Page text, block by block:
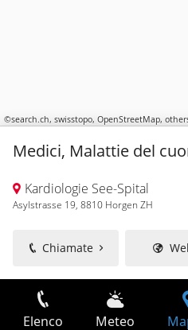
©search.ch, swisstopo, OpenStreetMap,
Medici, Malattie del
Kardiologie See-Spital
Asylstrasse 19, 8810 Horgen ZH
Chiamate
Elenco Meteo